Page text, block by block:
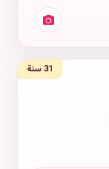
31 سنة